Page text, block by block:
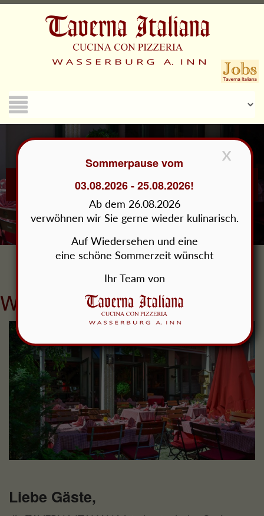
Sommerpause vom
03.08.2026 - 25.08.2026!
Ab dem 26.08.2026
verwöhnen wir Sie gerne wieder kulinarisch.
Auf Wiedersehen und eine
eine schöne Sommerzeit wünscht
Ihr Team von
X
bei uns
...
Willkommen - Benvenuti
Liebe Gäste,